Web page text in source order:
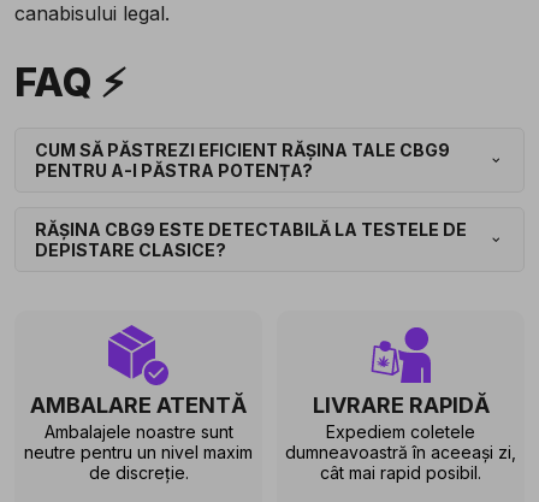
canabisului legal.
FAQ ⚡
CUM SĂ PĂSTREZI EFICIENT RĂȘINA TALE CBG9
PENTRU A-I PĂSTRA POTENȚA?
RĂȘINA CBG9 ESTE DETECTABILĂ LA TESTELE DE
DEPISTARE CLASICE?
AMBALARE ATENTĂ
Ambalajele noastre sunt
neutre pentru un nivel maxim
de discreție.
LIVRARE RAPIDĂ
Expediem coletele
dumneavoastră în aceeași zi,
cât mai rapid posibil.